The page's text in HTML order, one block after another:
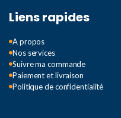
Liens rapides
A propos
Nos services
Suivre ma commande
Paiement et livraison
Politique de confidentialité